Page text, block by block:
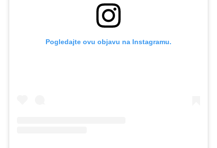
Pogledajte ovu objavu na Instagramu.